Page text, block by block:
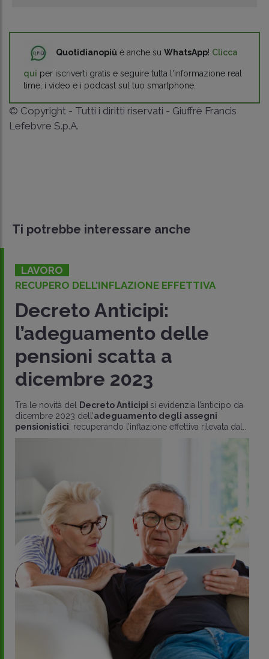
Quotidianopiù è anche su WhatsApp! Clicca
qui per iscriverti gratis e seguire tutta l'informazione real
time, i video e i podcast sul tuo smartphone.
© Copyright - Tutti i diritti riservati - Giuffrè Francis
Lefebvre S.p.A.
Ti potrebbe interessare anche
LAVORO
RECUPERO DELL’INFLAZIONE EFFETTIVA
Decreto Anticipi:
l’adeguamento delle
pensioni scatta a
dicembre 2023
Tra le novità del Decreto Anticipi si evidenzia l’anticipo da
dicembre 2023 dell’adeguamento degli assegni
pensionistici, recuperando l’inflazione effettiva rilevata dal..